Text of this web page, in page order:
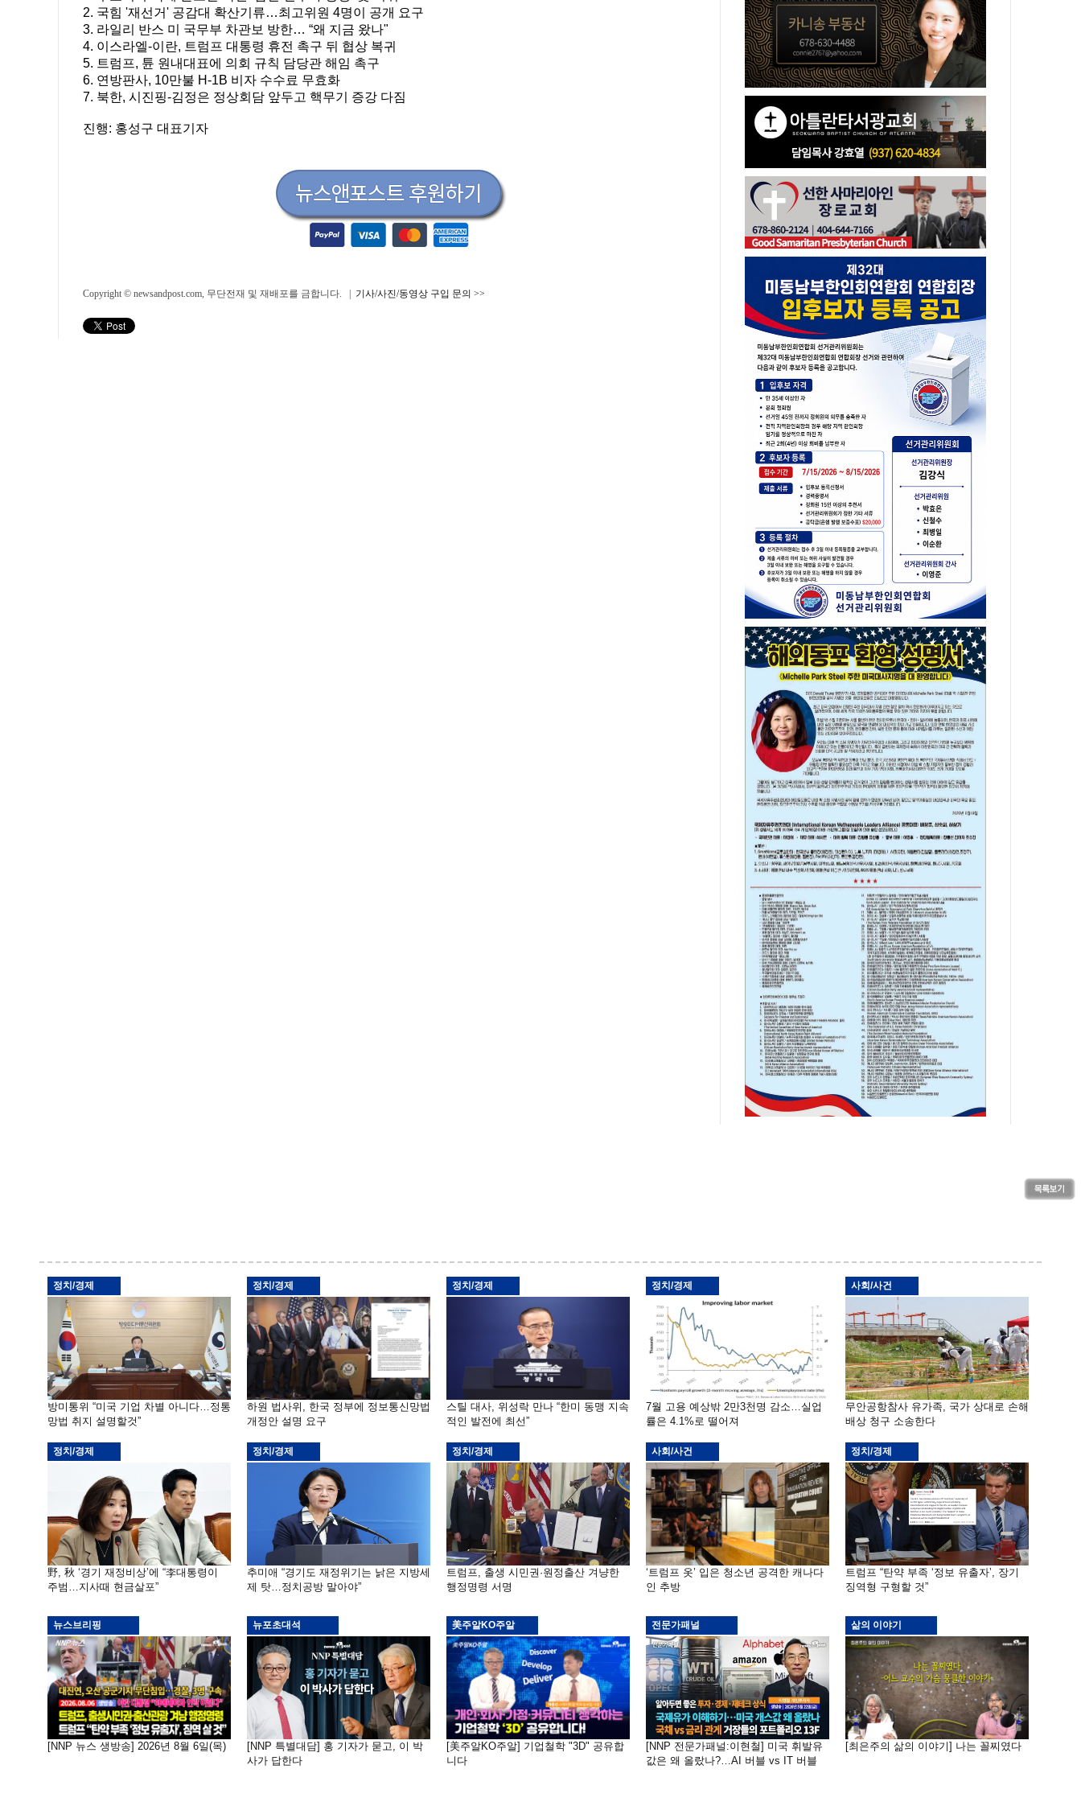
2. 국힘 '재선거' 공감대 확산기류…최고위원 4명이 공개 요구
3. 라일리 반스 미 국무부 차관보 방한… “왜 지금 왔나"
4. 이스라엘-이란, 트럼프 대통령 휴전 촉구 뒤 협상 복귀
5. 트럼프, 튠 원내대표에 의회 규칙 담당관 해임 촉구
6. 연방판사, 10만불 H-1B 비자 수수료 무효화
7. 북한, 시진핑-김정은 정상회담 앞두고 핵무기 증강 다짐
진행: 홍성구 대표기자
Copyright © newsandpost.com, 무단전재 및 재배포를 금합니다. | 기사/사진/동영상 구입 문의 >>
정치/경제
방미통위 “미국 기업 차별 아니다…정통
망법 취지 설명할것”
정치/경제
하원 법사위, 한국 정부에 정보통신망법
개정안 설명 요구
정치/경제
스틸 대사, 위성락 만나 “한미 동맹 지속
적인 발전에 최선”
정치/경제
7월 고용 예상밖 2만3천명 감소…실업
률은 4.1%로 떨어져
사회/사건
무안공항참사 유가족, 국가 상대로 손해
배상 청구 소송한다
정치/경제
野, 秋 ‘경기 재정비상’에 “李대통령이
주범…지사때 현금살포”
정치/경제
추미애 “경기도 재정위기는 낡은 지방세
제 탓…정치공방 말아야”
정치/경제
트럼프, 출생 시민권·원정출산 겨냥한
행정명령 서명
사회/사건
‘트럼프 옷’ 입은 청소년 공격한 캐나다
인 추방
정치/경제
트럼프 “탄약 부족 ‘정보 유출자’, 장기
징역형 구형할 것”
뉴스브리핑
[NNP 뉴스 생방송] 2026년 8월 6일(목)
뉴포초대석
[NNP 특별대담] 홍 기자가 묻고, 이 박
사가 답한다
美주알KO주알
[美주알KO주알] 기업철학 "3D" 공유합
니다
전문가패널
[NNP 전문가패널:이현철] 미국 휘발유
값은 왜 올랐나?…AI 버블 vs IT 버블
삶의 이야기
[최은주의 삶의 이야기] 나는 꼴찌였다